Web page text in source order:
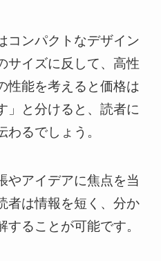
コンパクトなデザイン
サイズに反して、高性
性能を考えると価格は
」と分けると、読者に
るでしょう。
やアイデアに焦点を当
者は情報を短く、分か
することが可能です。